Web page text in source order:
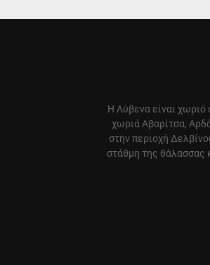
Η Λύβενα είναι χωριό
χωριά Αβαρίτσα,
στην περιοχή
στάθμη της θάλασσας